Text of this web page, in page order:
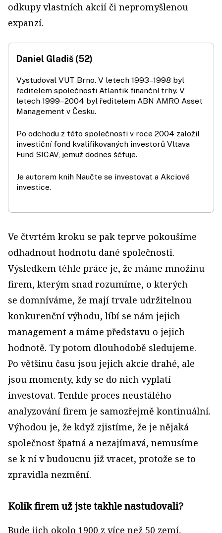
odkupy vlastních akcií či nepromyšlenou
expanzí.
Daniel Gladiš (52)
Vystudoval VUT Brno. V letech 1993–1998 byl
ředitelem společnosti Atlantik finanční trhy. V
letech 1999–2004 byl ředitelem ABN AMRO Asset
Management v Česku.
Po odchodu z této společnosti v roce 2004 založil
investiční fond kvalifikovaných investorů Vltava
Fund SICAV, jemuž dodnes šéfuje.
Je autorem knih Naučte se investovat a Akciové
investice.
Ve čtvrtém kroku se pak teprve pokoušíme
odhadnout hodnotu dané společnosti.
Výsledkem téhle práce je, že máme množinu
firem, kterým snad rozumíme, o kterých
se domníváme, že mají trvale udržitelnou
konkurenční výhodu, líbí se nám jejich
management a máme představu o jejich
hodnotě. Ty potom dlouhodobě sledujeme.
Po většinu času jsou jejich akcie drahé, ale
jsou momenty, kdy se do nich vyplatí
investovat. Tenhle proces neustálého
analyzování firem je samozřejmě kontinuální.
Výhodou je, že když zjistíme, že je nějaká
společnost špatná a nezajímavá, nemusíme
se k ní v budoucnu již vracet, protože se to
zpravidla nezmění.
Kolik firem už jste takhle nastudovali?
Bude jich okolo 1900 z více než 50 zemí,